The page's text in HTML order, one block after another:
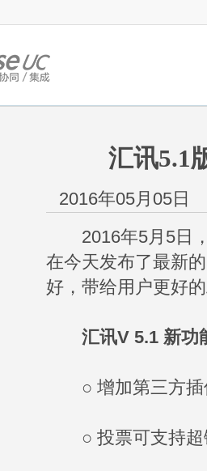
汇讯5.1
2016年05月05日
2016年5月5日，
在今天发布了最新
好，带给用户更好
汇讯V 5.1 新功
○ 增加第三方插
○ 投票可支持超